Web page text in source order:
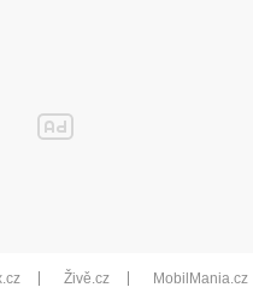
Živě.cz MobilMania.cz